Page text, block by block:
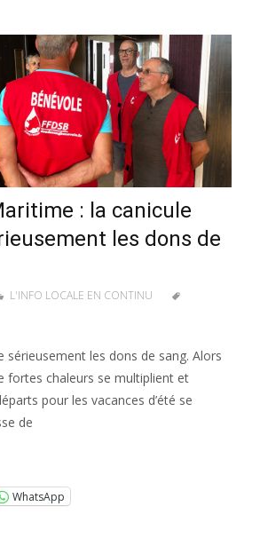
: la canicule
les dons de
L'INFO LOCALE EN CONTINU
sérieusement les dons de sang. Alors
fortes chaleurs se multiplient et
pour les vacances d’été se
de
WhatsApp